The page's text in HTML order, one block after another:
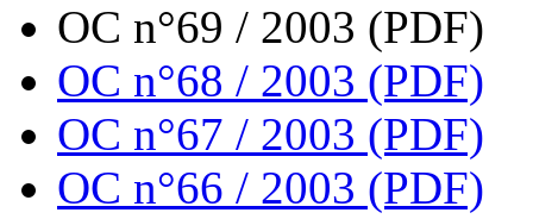
OC n°69 / 2003 (PDF)
OC n°68 / 2003 (PDF)
OC n°67 / 2003 (PDF)
OC n°66 / 2003 (PDF)